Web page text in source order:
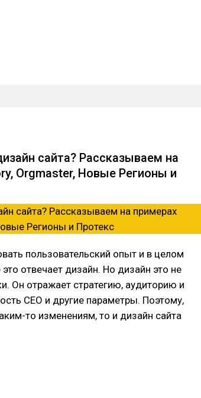
сайта? Рассказываем на
Orgmaster, Новые Регионы и
пользовательский опыт и в целом
отвечает дизайн. Но дизайн это не
Он отражает стратегию, аудиторию и
CEO и другие параметры. Поэтому,
то изменениям, то и дизайн сайта